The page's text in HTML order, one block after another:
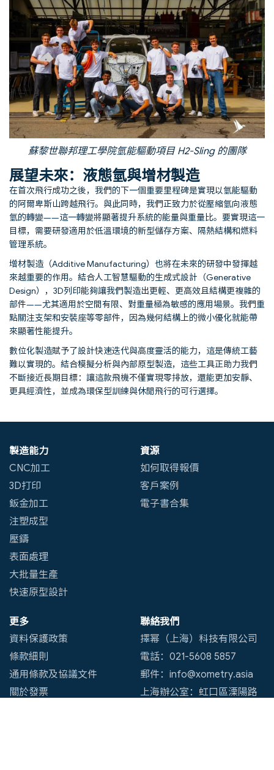
蘇黎世聯邦理工學院氫能驅動項目 H2-Sling 的團隊
展望未來：液態氫與增材製造
在首次飛行成功之後，我們的下一個重要里程碑是實現以氫能驅動
的阿爾卑斯山跨越飛行。與此同時，我們正致力於從壓縮氫向液態
氫的轉變——這一轉變將顯著提升系統的能量與重量比。要實現這一
目標，需要研發適用於低溫環境的新型儲存方案、隔熱結構和燃料
管理系統。
增材製造（Additive Manufacturing）也將在未來的研發中發揮越
來越重要的作用。結合人工智慧驅動的生成式設計（Generative
Design），3D列印能夠讓我們製造出更輕、更高效且結構更複雜的
部件——尤其適用於空間有限、對重量極為敏感的應用場景。我們重
點關注支架和安裝座等零部件，因為幾何結構上的微小優化就能帶
來顯著性能提升。
數位化製造賦予了設計快速迭代與高度靈活的能力，這是傳統工藝
難以實現的。結合模擬分析與內部原型製造，這些工具正助力我們
不斷接近長期目標：讓這款飛機不僅實現零排放，還能更加安靜、
更具經濟性，並成為環保型訓練與休閒飛行的可行選擇。
製造能力
CNC加工
3D打印
鈑金加工
注塑成型
壓鑄
表面處理
大批量生產
快速原型設計
資源
如何取得報價
客戶案例
電子書合集
更多
資料保護政策
條款細則
通用條款及協議文件
關於發票
聯絡我們
擇幂（上海）科技有限公司
電話：021-5608 5857
郵件：info@xometry.asia
上海辦公室：虹口區溧陽路